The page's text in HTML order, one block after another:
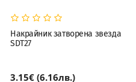
Накрайник затворена звезда
SDT27
3.15€ (6.16лв.)